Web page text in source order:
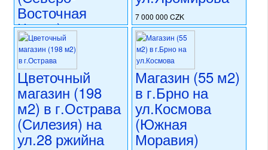
Восточная
Чехия)
7 210 000 CZK
регион:Северо-Восточная
Чехия
раздел: объекты для
коммерческого использования
состояние: стандарт
номер объекта:20729
7 000 000 CZK
регион:Прага 2
раздел: объекты для
коммерческого использования
состояние: стандарт
номер объекта: 20471
Цветочный
магазин (198
м2) в г.Острава
(Силезия) на
ул.28 ржийна
Магазин (55 м2)
в г.Брно на
ул.Космова
(Южная
Моравия)